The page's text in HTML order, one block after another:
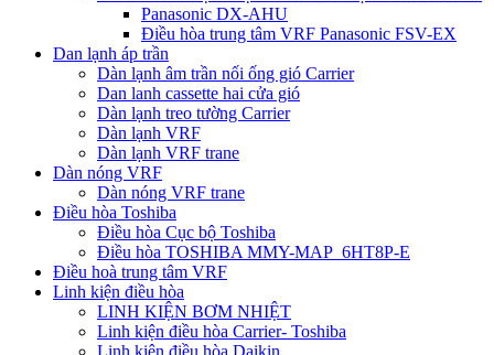
Panasonic DX-AHU
Điều hòa trung tâm VRF Panasonic FSV-EX
Dan lạnh áp trần
Dàn lạnh âm trần nối ống gió Carrier
Dan lanh cassette hai cửa gió
Dàn lạnh treo tường Carrier
Dàn lạnh VRF
Dàn lạnh VRF trane
Dàn nóng VRF
Dàn nóng VRF trane
Điều hòa Toshiba
Điều hòa Cục bộ Toshiba
Điều hòa TOSHIBA MMY-MAP_6HT8P-E
Điều hoà trung tâm VRF
Linh kiện điều hòa
LINH KIỆN BƠM NHIỆT
Linh kiện điều hòa Carrier- Toshiba
Linh kiện điều hòa Daikin